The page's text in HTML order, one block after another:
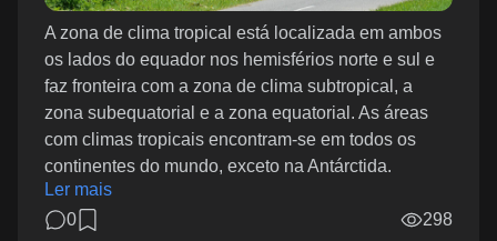
A zona de clima tropical está localizada em ambos
os lados do equador nos hemisférios norte e sul e
faz fronteira com a zona de clima subtropical, a
zona subequatorial e a zona equatorial. As áreas
com climas tropicais encontram-se em todos os
continentes do mundo, exceto na Antárctida.
Ler mais
0
298